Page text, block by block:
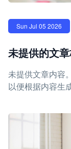
Sun Jul 05 2026
未提供的文
未提供文章内容
以便根据内容生